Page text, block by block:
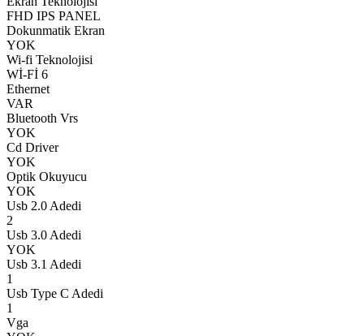
FHD IPS PANEL
Dokunmatik Ekran
YOK
Wi-fi Teknolojisi
Wİ-Fİ 6
Ethernet
VAR
Bluetooth Vrs
YOK
Cd Driver
YOK
Optik Okuyucu
YOK
Usb 2.0 Adedi
2
Usb 3.0 Adedi
YOK
Usb 3.1 Adedi
1
Usb Type C Adedi
1
Vga